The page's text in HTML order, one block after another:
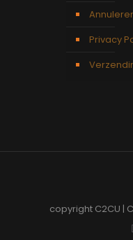
Privacy
copyright C2CU |